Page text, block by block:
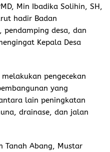
Min Ibadika Solihin, SH,
hadir Badan
pendamping desa, dan
Kepala Desa
pengecekan
yang
lain peningkatan
drainase, dan jalan
Tanah Abang, Mustar